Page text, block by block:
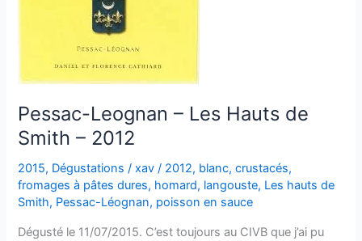
Pessac-Leognan – Les Hauts de
Smith – 2012
2015, Dégustations /xav/ 2012, blanc,crustacés,
fromages à pâtes dures, homard, langouste, Les hauts de
Smith, Pessac-Léognan, poisson en sauce
Dégusté le 11/07/2015. C’est toujours au CIVB que j’ai pu